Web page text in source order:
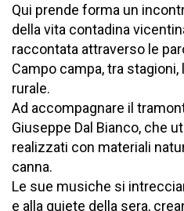
Qui prende forma un
della vita contadina
raccontata attraverso le
Campo campa, tra
rurale.
Ad accompagnare il
Giuseppe Dal Bianco, che
realizzati con materiali
canna.
Le sue musiche si
e alla quiete della sera,